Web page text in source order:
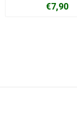
capienza 5 litri
€7,90